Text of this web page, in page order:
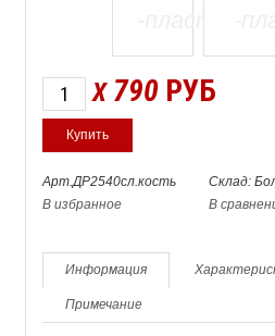
X 790 РУБ
Арт.ДР2540сл.кость
Склад:
В избранное
В
Информация
Примечание